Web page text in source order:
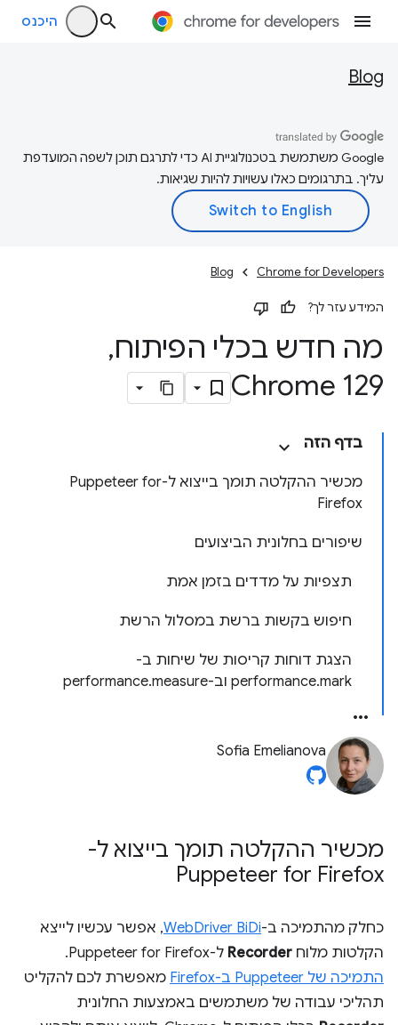
היכנס
Blog
‫Google משתמשת בטכנולוגיית AI כדי לתרגם תוכן לשפה המועדפת
עליך. בתרגומים כאלו עשויות להיות שגיאות.
Chrome for Developers
Blog
המידע עזר לך?
מה חדש בכלי הפיתוח,
Chrome 129
בדף הזה
מכשיר ההקלטה תומך בייצוא ל-Puppeteer for
Firefox
שיפורים בחלונית הביצועים
תצפיות על מדדים בזמן אמת
חיפוש בקשות ברשת במסלול הרשת
הצגת דוחות קריסות של שיחות ב-
performance.mark וב-performance.measure
Sofia Emelianova
מכשיר ההקלטה תומך בייצוא ל-
Puppeteer for Firefox
כחלק מהתמיכה ב-WebDriver BiDi, אפשר עכשיו לייצא
הקלטות מלוח Recorder ל-Puppeteer for Firefox.
התמיכה של Puppeteer ב-Firefox
מאפשרת לכם להקליט
תהליכי עבודה של משתמשים באמצעות החלונית